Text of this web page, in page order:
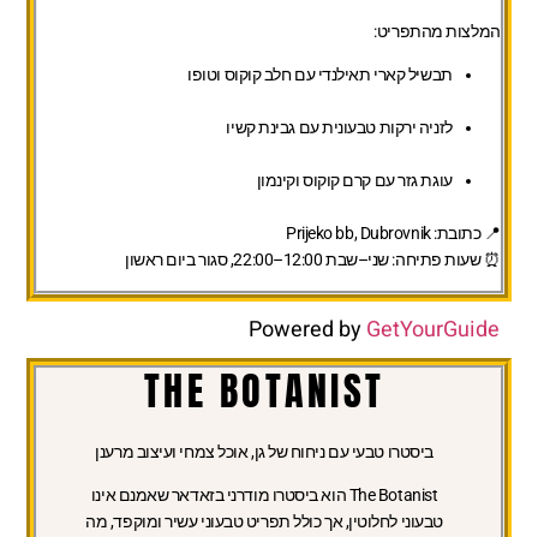
המלצות מהתפריט:
תבשיל קארי תאילנדי עם חלב קוקוס וטופו
לזניה ירקות טבעונית עם גבינת קשיו
עוגת גזר עם קרם קוקוס וקינמון
📍 כתובת: Prijeko bb, Dubrovnik
⏰ שעות פתיחה: שני–שבת 12:00–22:00, סגור ביום ראשון
Powered byGetYourGuide
THE BOTANIST
ביסטרו טבעי עם ניחוח של גן, אוכל צמחי ועיצוב מרענן
The Botanist הוא ביסטרו מודרני בזאדאר שאמנם אינו
טבעוני לחלוטין, אך כולל תפריט טבעוני עשיר ומוקפד, מה